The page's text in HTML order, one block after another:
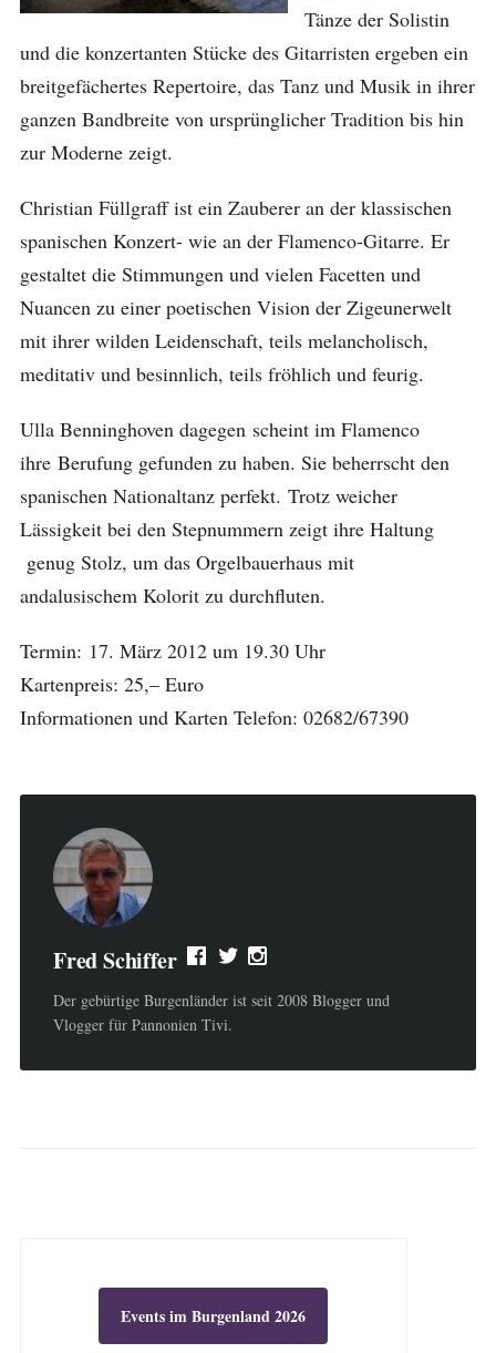
Tänze der Solistin
und die konzertanten Stücke des Gitarristen ergeben ein
breitgefächertes Repertoire, das Tanz und Musik in ihrer
ganzen Bandbreite von ursprünglicher Tradition bis hin
zur Moderne zeigt.
Christian Füllgraff ist ein Zauberer an der klassischen
spanischen Konzert- wie an der Flamenco-Gitarre. Er
gestaltet die Stimmungen und vielen Facetten und
Nuancen zu einer poetischen Vision der Zigeunerwelt
mit ihrer wilden Leidenschaft, teils melancholisch,
meditativ und besinnlich, teils fröhlich und feurig.
Ulla Benninghoven dagegen scheint im Flamenco
ihre Berufung gefunden zu haben. Sie beherrscht den
spanischen Nationaltanz perfekt. Trotz weicher
Lässigkeit bei den Stepnummern zeigt ihre Haltung
genug Stolz, um das Orgelbauerhaus mit
andalusischem Kolorit zu durchfluten.
Termin: 17. März 2012 um 19.30 Uhr
Kartenpreis: 25,– Euro
Informationen und Karten Telefon: 02682/67390
Fred Schiffer
Der gebürtige Burgenländer ist seit 2008 Blogger und
Vlogger für Pannonien Tivi.
Events im Burgenland 2026